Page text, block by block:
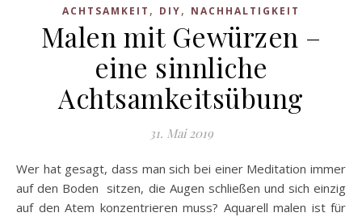
ACHTSAMKEIT , DIY, NACHHALTIGKEIT
Malen mit Gewürzen –
eine sinnliche
Achtsamkeitsübung
31. Mai 2019
Wer hat gesagt, dass man sich bei einer Meditation immer
auf den Boden sitzen, die Augen schließen und sich einzig
auf den Atem konzentrieren muss? Aquarell malen ist für